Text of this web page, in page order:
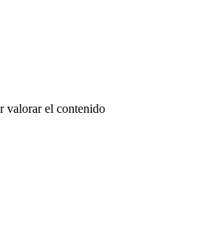
valorar el contenido